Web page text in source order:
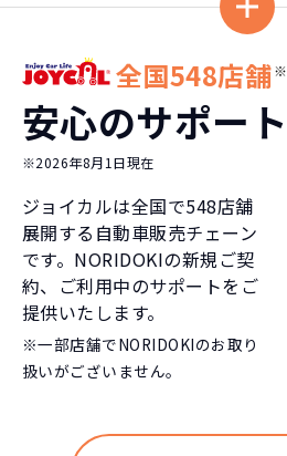
全国548店舗※
安心のサポート
※2026年8月1日現在
ジョイカルは全国で548店舗
展開する自動車販売チェーン
です。NORIDOKIの新規ご契
約、ご利用中のサポートをご
提供いたします。
※一部店舗でNORIDOKIのお取り
扱いがございません。